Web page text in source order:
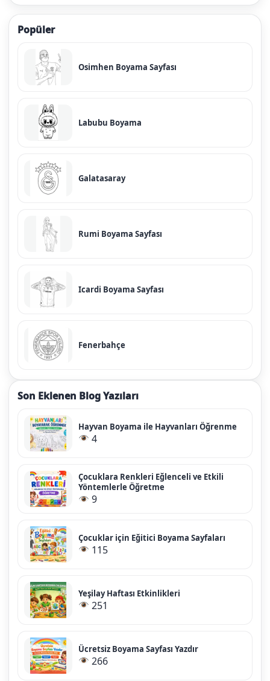
Popüler
Osimhen Boyama Sayfası
Labubu Boyama
Galatasaray
Rumi Boyama Sayfası
Icardi Boyama Sayfası
Fenerbahçe
Son Eklenen Blog Yazıları
Hayvan Boyama ile Hayvanları Öğrenme
4
Çocuklara Renkleri Eğlenceli ve Etkili
Yöntemlerle Öğretme
9
Çocuklar için Eğitici Boyama Sayfaları
115
Yeşilay Haftası Etkinlikleri
251
Ücretsiz Boyama Sayfası Yazdır
266